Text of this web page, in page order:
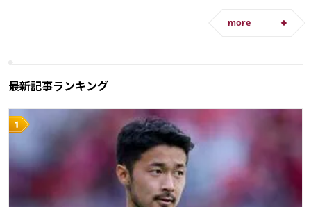
ケイラー・ナバス
more
最新記事ランキング